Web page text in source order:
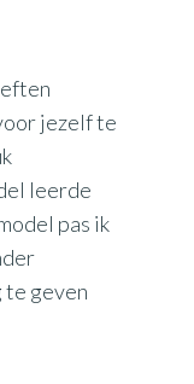
jezelf te
leerde
pas ik
geven